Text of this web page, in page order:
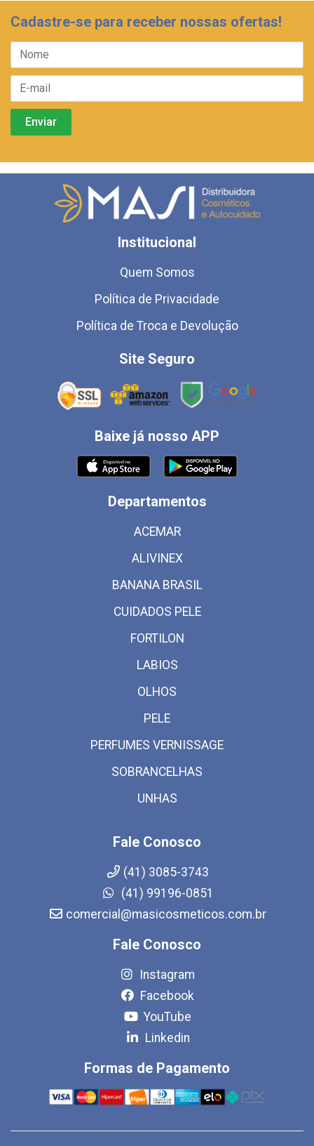
Cadastre-se para receber nossas ofertas!
Institucional
Quem Somos
Política de Privacidade
Política de Troca e Devolução
Site Seguro
Baixe já nosso APP
Departamentos
ACEMAR
ALIVINEX
BANANA BRASIL
CUIDADOS PELE
FORTILON
LABIOS
OLHOS
PELE
PERFUMES VERNISSAGE
SOBRANCELHAS
UNHAS
Fale Conosco
(41) 3085-3743
(41) 99196-0851
comercial@masicosmeticos.com.br
Fale Conosco
Instagram
Facebook
YouTube
Linkedin
Formas de Pagamento